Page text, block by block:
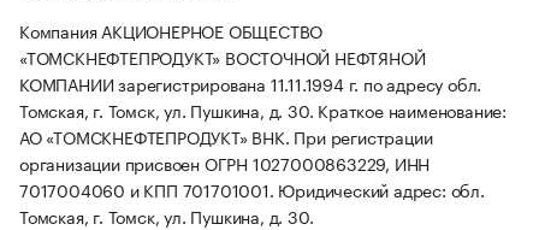
Компания АКЦИОНЕРНОЕ ОБЩЕСТВО
«ТОМСКНЕФТЕПРОДУКТ» ВОСТОЧНОЙ НЕФТЯНОЙ
КОМПАНИИ зарегистрирована 11.11.1994 г. по адресу обл.
Томская, г. Томск, ул. Пушкина, д. 30. Краткое наименование:
АО «ТОМСКНЕФТЕПРОДУКТ» ВНК. При регистрации
организации присвоен ОГРН 1027000863229, ИНН
7017004060 и КПП 701701001. Юридический адрес: обл.
Томская, г. Томск, ул. Пушкина, д. 30.